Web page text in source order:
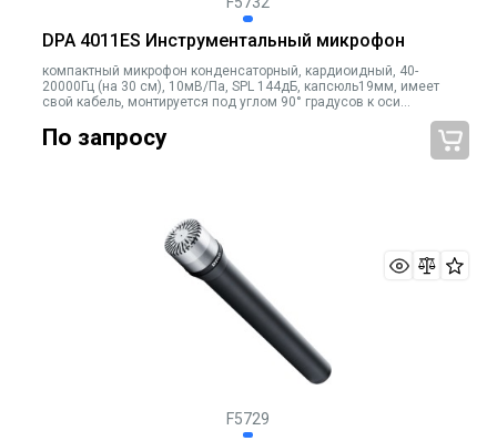
DPA 4011ES Инструментальный микрофон
компактный микрофон конденсаторный, кардиоидный, 40-
20000Гц (на 30 см), 10мВ/Па, SPL 144дБ, капсюль19мм, имеет
свой кабель, монтируется под углом 90° градусов к оси
По запросу
F5729